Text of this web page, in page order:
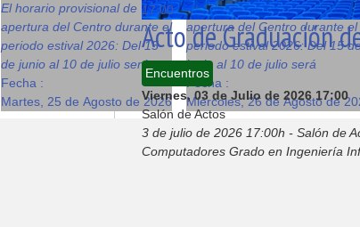
El horario provisional de
apertura del Centro durante el
periodo estival 2026: Del 15
de junio al 10 de julio será
Fecha :
Martes, 25 de Agosto de 2026
El horario provisional de
apertura del Centro durante el
periodo estival 2026: Del 15
junio al 10 de julio será
Fecha :
Miércoles, 26 de Agosto de
17:00
Acto de Graduación
Encuentros
Viernes, 03 de Julio de 2026 17:00
Salón de Actos
3 de julio de 2026 17:00h - Salón de
Computadores Grado en Ingeniería